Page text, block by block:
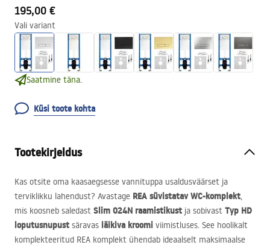
195,00 €
Vali variant
Saatmine täna.
Küsi toote kohta
Tootekirjeldus
Kas otsite oma kaasaegsesse vannituppa usaldusväärset ja
terviklikku lahendust? Avastage REA süvistatav WC-komplekt,
mis koosneb saledast Slim 024N raamistikust ja sobivast Typ HD
loputusnupust säravas läikiva kroomi viimistluses. See hoolikalt
komplekteeritud REA komplekt ühendab ideaalselt maksimaalse